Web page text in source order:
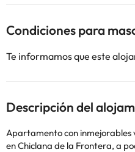
Condiciones para
Te informamos que este
Descripción del
Apartamento con inmejorables
en Chiclana de la Frontera, a